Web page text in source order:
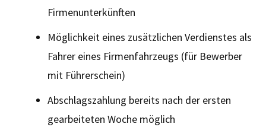
Firmenunterkünften
Möglichkeit eines zusätzlichen Verdienstes als
Fahrer eines Firmenfahrzeugs (für Bewerber
mit Führerschein)
Abschlagszahlung bereits nach der ersten
gearbeiteten Woche möglich